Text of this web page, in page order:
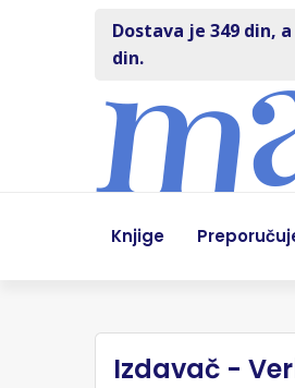
Dostava je 349 din,
din.
Knjige
Izdavač -